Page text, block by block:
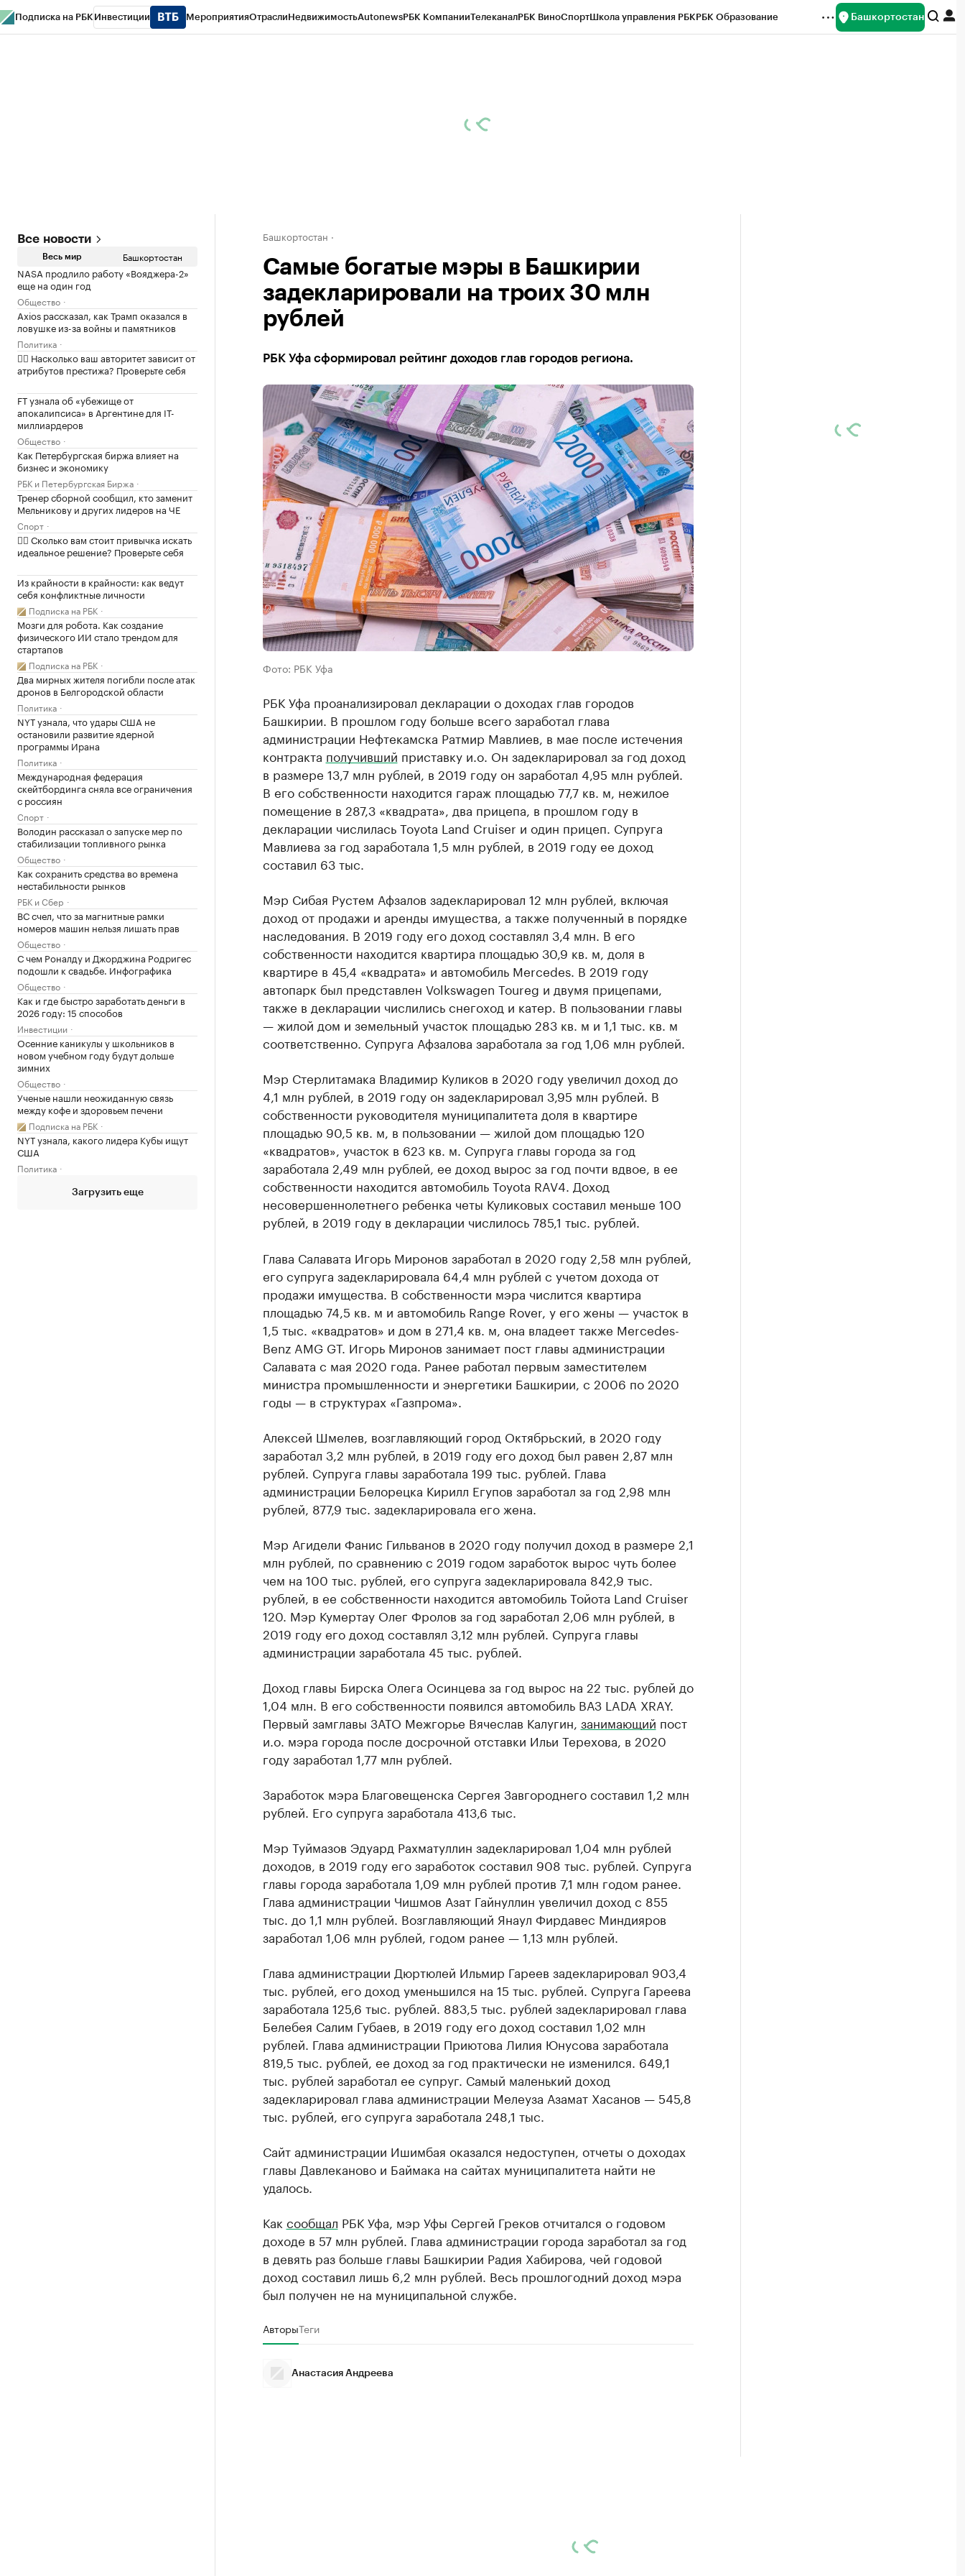
Подписка на РБК Инвестиции МероприятияОтраслиНедвижимостьAutonewsРБК КомпанииТелеканалРБК ВиноСпортШкола управления РБКРБК Образование Башкортостан
Все новости
Весь мир Башкортостан
NASA продлило работу «Вояджера-2»
еще на один год
Общество
Axios рассказал, как Трамп оказался в
ловушке из-за войны и памятников
Политика
✍🏻 Насколько ваш авторитет зависит от
атрибутов престижа? Проверьте себя
FT узнала об «убежище от
апокалипсиса» в Аргентине для IT-
миллиардеров
Общество
Как Петербургская биржа влияет на
бизнес и экономику
РБК и Петербургская Биржа
Тренер сборной сообщил, кто заменит
Мельникову и других лидеров на ЧЕ
Спорт
✍🏻 Сколько вам стоит привычка искать
идеальное решение? Проверьте себя
Из крайности в крайности: как ведут
себя конфликтные личности
Подписка на РБК
Мозги для робота. Как создание
физического ИИ стало трендом для
стартапов
Подписка на РБК
Два мирных жителя погибли после атак
дронов в Белгородской области
Политика
NYT узнала, что удары США не
остановили развитие ядерной
программы Ирана
Политика
Международная федерация
скейтбординга сняла все ограничения
с россиян
Спорт
Володин рассказал о запуске мер по
стабилизации топливного рынка
Общество
Как сохранить средства во времена
нестабильности рынков
РБК и Сбер
ВС счел, что за магнитные рамки
номеров машин нельзя лишать прав
Общество
С чем Роналду и Джорджина Родригес
подошли к свадьбе. Инфографика
Общество
Как и где быстро заработать деньги в
2026 году: 15 способов
Инвестиции
Осенние каникулы у школьников в
новом учебном году будут дольше
зимних
Общество
Ученые нашли неожиданную связь
между кофе и здоровьем печени
Подписка на РБК
NYT узнала, какого лидера Кубы ищут
США
Политика
Загрузить еще
Башкортостан
Самые богатые мэры в Башкирии
задекларировали на троих 30 млн
рублей
РБК Уфа сформировал рейтинг доходов глав городов региона.
Фото: РБК Уфа
РБК Уфа проанализировал декларации о доходах глав городов
Башкирии. В прошлом году больше всего заработал глава
администрации Нефтекамска Ратмир Мавлиев, в мае после истечения
контракта получивший приставку и.о. Он задекларировал за год доход
в размере 13,7 млн рублей, в 2019 году он заработал 4,95 млн рублей.
В его собственности находится гараж площадью 77,7 кв. м, нежилое
помещение в 287,3 «квадрата», два прицепа, в прошлом году в
декларации числилась Toyota Land Cruiser и один прицеп. Супруга
Мавлиева за год заработала 1,5 млн рублей, в 2019 году ее доход
составил 63 тыс.
Мэр Сибая Рустем Афзалов задекларировал 12 млн рублей, включая
доход от продажи и аренды имущества, а также полученный в порядке
наследования. В 2019 году его доход составлял 3,4 млн. В его
собственности находится квартира площадью 30,9 кв. м, доля в
квартире в 45,4 «квадрата» и автомобиль Merсedes. В 2019 году
автопарк был представлен Volkswagen Toureg и двумя прицепами,
также в декларации числились снегоход и катер. В пользовании главы
— жилой дом и земельный участок площадью 283 кв. м и 1,1 тыс. кв. м
соответственно. Супруга Афзалова заработала за год 1,06 млн рублей.
Мэр Стерлитамака Владимир Куликов в 2020 году увеличил доход до
4,1 млн рублей, в 2019 году он задекларировал 3,95 млн рублей. В
собственности руководителя муниципалитета доля в квартире
площадью 90,5 кв. м, в пользовании — жилой дом площадью 120
«квадратов», участок в 623 кв. м. Супруга главы города за год
заработала 2,49 млн рублей, ее доход вырос за год почти вдвое, в ее
собственности находится автомобиль Toyota RAV4. Доход
несовершеннолетнего ребенка четы Куликовых составил меньше 100
рублей, в 2019 году в декларации числилось 785,1 тыс. рублей.
Глава Салавата Игорь Миронов заработал в 2020 году 2,58 млн рублей,
его супруга задекларировала 64,4 млн рублей с учетом дохода от
продажи имущества. В собственности мэра числится квартира
площадью 74,5 кв. м и автомобиль Range Rover, у его жены — участок в
1,5 тыс. «квадратов» и дом в 271,4 кв. м, она владеет также Mercedes-
Benz AMG GT. Игорь Миронов занимает пост главы администрации
Салавата с мая 2020 года. Ранее работал первым заместителем
министра промышленности и энергетики Башкирии, с 2006 по 2020
годы — в структурах «Газпрома».
Алексей Шмелев, возглавляющий город Октябрьский, в 2020 году
заработал 3,2 млн рублей, в 2019 году его доход был равен 2,87 млн
рублей. Супруга главы заработала 199 тыс. рублей. Глава
администрации Белорецка Кирилл Егупов заработал за год 2,98 млн
рублей, 877,9 тыс. задекларировала его жена.
Мэр Агидели Фанис Гильванов в 2020 году получил доход в размере 2,1
млн рублей, по сравнению с 2019 годом заработок вырос чуть более
чем на 100 тыс. рублей, его супруга задекларировала 842,9 тыс.
рублей, в ее собственности находится автомобиль Тойота Land Cruiser
120. Мэр Кумертау Олег Фролов за год заработал 2,06 млн рублей, в
2019 году его доход составлял 3,12 млн рублей. Супруга главы
администрации заработала 45 тыс. рублей.
Доход главы Бирска Олега Осинцева за год вырос на 22 тыс. рублей до
1,04 млн. В его собственности появился автомобиль ВАЗ LADA XRAY.
Первый замглавы ЗАТО Межгорье Вячеслав Калугин, занимающий пост
и.о. мэра города после досрочной отставки Ильи Терехова, в 2020
году заработал 1,77 млн рублей.
Заработок мэра Благовещенска Сергея Завгороднего составил 1,2 млн
рублей. Его супруга заработала 413,6 тыс.
Мэр Туймазов Эдуард Рахматуллин задекларировал 1,04 млн рублей
доходов, в 2019 году его заработок составил 908 тыс. рублей. Супруга
главы города заработала 1,09 млн рублей против 7,1 млн годом ранее.
Глава администрации Чишмов Азат Гайнуллин увеличил доход с 855
тыс. до 1,1 млн рублей. Возглавляющий Янаул Фирдавес Миндияров
заработал 1,06 млн рублей, годом ранее — 1,13 млн рублей.
Глава администрации Дюртюлей Ильмир Гареев задекларировал 903,4
тыс. рублей, его доход уменьшился на 15 тыс. рублей. Супруга Гареева
заработала 125,6 тыс. рублей. 883,5 тыс. рублей задекларировал глава
Белебея Салим Губаев, в 2019 году его доход составил 1,02 млн
рублей. Глава администрации Приютова Лилия Юнусова заработала
819,5 тыс. рублей, ее доход за год практически не изменился. 649,1
тыс. рублей заработал ее супруг. Самый маленький доход
задекларировал глава администрации Мелеуза Азамат Хасанов — 545,8
тыс. рублей, его супруга заработала 248,1 тыс.
Сайт администрации Ишимбая оказался недоступен, отчеты о доходах
главы Давлеканово и Баймака на сайтах муниципалитета найти не
удалось.
Как сообщал РБК Уфа, мэр Уфы Сергей Греков отчитался о годовом
доходе в 57 млн рублей. Глава администрации города заработал за год
в девять раз больше главы Башкирии Радия Хабирова, чей годовой
доход составил лишь 6,2 млн рублей. Весь прошлогодний доход мэра
был получен не на муниципальной службе.
АвторыТеги
Анастасия Андреева